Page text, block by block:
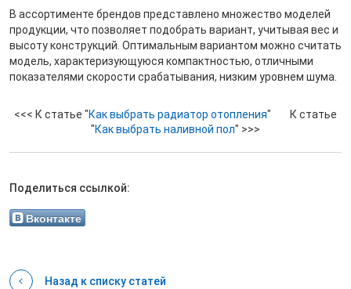
В ассортименте брендов представлено множество моделей
продукции, что позволяет подобрать вариант, учитывая вес и
высоту конструкций. Оптимальным вариантом можно считать
модель, характеризующуюся компактностью, отличными
показателями скорости срабатывания, низким уровнем шума.
<<< К статье "Как выбрать радиатор отопления" К статье
"Как выбрать наливной пол" >>>
Назад к списку статей
Вконтакте
Поделиться ссылкой: